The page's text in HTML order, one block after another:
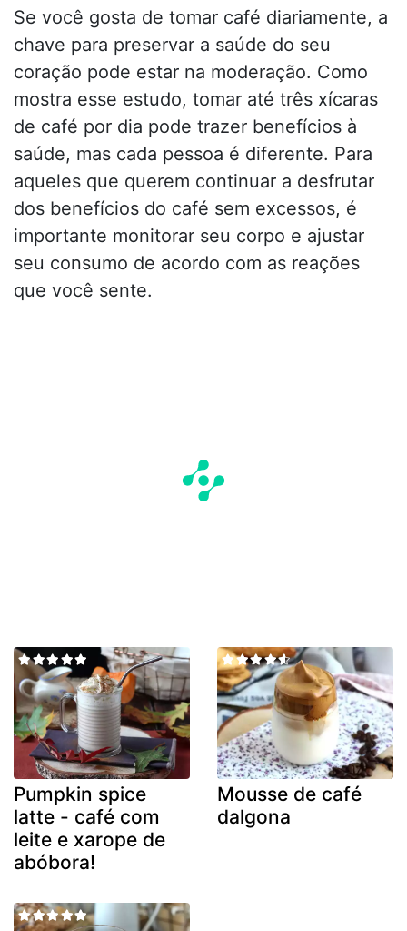
Se você gosta de tomar café diariamente, a
chave para preservar a saúde do seu
coração pode estar na moderação. Como
mostra esse estudo, tomar até três xícaras
de café por dia pode trazer benefícios à
saúde, mas cada pessoa é diferente. Para
aqueles que querem continuar a desfrutar
dos benefícios do café sem excessos, é
importante monitorar seu corpo e ajustar
seu consumo de acordo com as reações
que você sente.
Pumpkin spice
latte - café com
leite e xarope de
abóbora!
Mousse de café
dalgona